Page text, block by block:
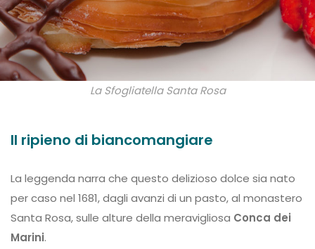
La Sfogliatella Santa Rosa
Il ripieno di biancomangiare
La leggenda narra che questo delizioso dolce sia nato
per caso nel 1681, dagli avanzi di un pasto, al monastero
Santa Rosa, sulle alture della meravigliosa Conca dei
Marini.